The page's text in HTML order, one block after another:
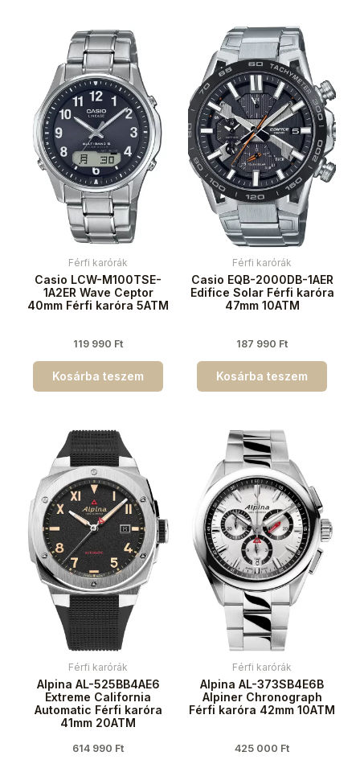
Férfi karórák
Casio LCW-M100TSE-
1A2ER Wave Ceptor
40mm Férfi karóra 5ATM
119 990 Ft
Kosárba teszem
Férfi karórák
Casio EQB-2000DB-1AER
Edifice Solar Férfi karóra
47mm 10ATM
187 990 Ft
Kosárba teszem
Férfi karórák
Alpina AL-525BB4AE6
Extreme California
Automatic Férfi karóra
41mm 20ATM
614 990 Ft
Férfi karórák
Alpina AL-373SB4E6B
Alpiner Chronograph
Férfi karóra 42mm 10ATM
425 000 Ft